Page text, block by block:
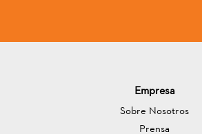
Empresa
Sobre Nosotros
Prensa